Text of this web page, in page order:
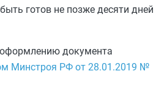
готов не позже десяти дней
документа
Минстроя РФ от 28.01.2019 №